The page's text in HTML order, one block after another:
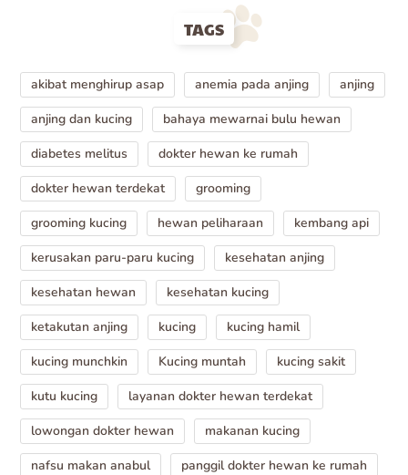
TAGS
akibat menghirup asap anemia pada anjing
anjing
anjing dan kucing
bahaya mewarnai bulu hewan
diabetes melitus
dokter hewan ke rumah
dokter hewan terdekat
grooming
grooming kucing
hewan peliharaan
kembang api
kerusakan paru-paru kucing
kesehatan anjing
kesehatan hewan
kesehatan kucing
ketakutan anjing
kucing
kucing hamil
kucing munchkin
Kucing muntah
kucing sakit
kutu kucing
layanan dokter hewan terdekat
lowongan dokter hewan
makanan kucing
nafsu makan anabul
panggil dokter hewan ke rumah